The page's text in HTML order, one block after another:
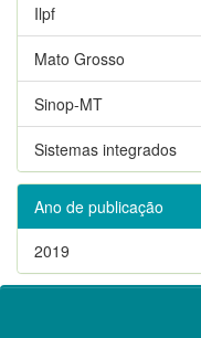
Ilpf
Mato Grosso
Sinop-MT
Sistemas integrados
Ano de publicação
2019